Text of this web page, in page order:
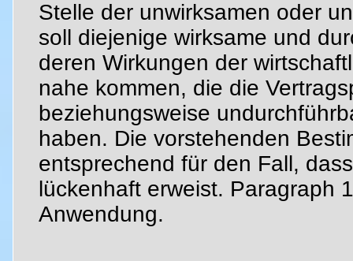
Stelle der unwirksamen oder
soll diejenige wirksame und
deren Wirkungen der
nahe kommen, die die
beziehungsweise
haben. Die vorstehenden
entsprechend für den Fall,
lückenhaft erweist. Paragraph
Anwendung.